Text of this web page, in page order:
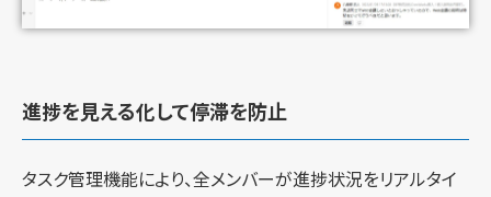
進捗を見える化して停滞を防止
タスク管理機能により、全メンバーが進捗状況をリアルタイ